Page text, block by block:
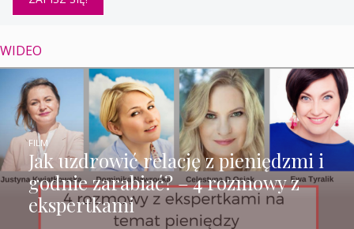
WIDEO
Jak uzdrowić relację z pieniędzmi i
godnie zarabiać? – 4 rozmowy z
ekspertkami
FILM